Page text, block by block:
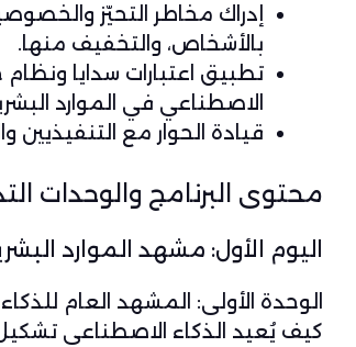
إدراك مخاطر التحيّز
بالأشخاص، والتخفيف منها.
تطبيق اعتبارات سدايا
الاصطناعي في الموارد
قيادة الحوار مع
محتوى البرنامج والوحدات
اليوم الأول: مشهد الموارد
الوحدة الأولى: المشهد العام
كيف يُعيد الذكاء الاصطناعي تشكيل